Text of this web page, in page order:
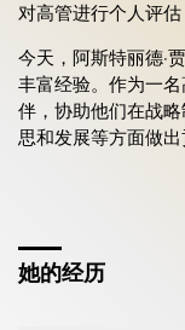
对高管进行个人评估
今天，阿斯特丽德·
丰富经验。作为一
伴，协助他们在战
思和发展等方面做出
她的经历